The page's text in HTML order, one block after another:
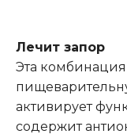
Лечит запор
Эта комбинация
активирует
содержит